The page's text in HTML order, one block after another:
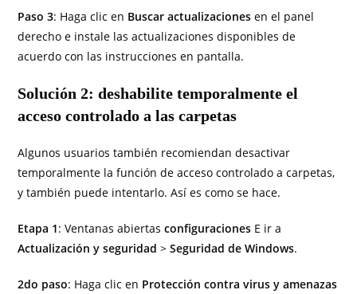
Paso 3: Haga clic en Buscar actualizaciones en el panel
derecho e instale las actualizaciones disponibles de
acuerdo con las instrucciones en pantalla.
Solución 2: deshabilite temporalmente el
acceso controlado a las carpetas
Algunos usuarios también recomiendan desactivar
temporalmente la función de acceso controlado a carpetas,
y también puede intentarlo. Así es como se hace.
Etapa 1: Ventanas abiertasconfiguraciones E ir a
Actualización y seguridad >Seguridad de Windows.
2do paso: Haga clic en Protección contra virus y amenazas